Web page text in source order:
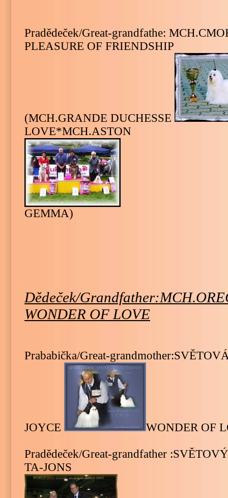
Pradědeček/Great-grandfathe:
PLEASURE OF FRIENDSHIP
(MCH.GRANDE DUCHESSE
LOVE*MCH.ASTON
GEMMA)
Dědeček/
WONDER OF LOVE
Prababička/Great-
JOYCE WONDER OF
Pradědeček/Great-grandfather
TA-JONS